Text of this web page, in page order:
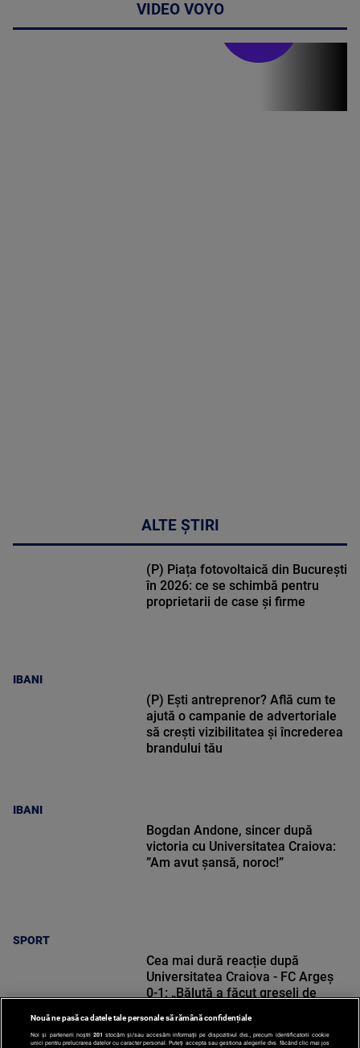
VIDEO VOYO
ALTE ȘTIRI
IBANI
(P) Piața fotovoltaică din București
în 2026: ce se schimbă pentru
proprietarii de case și firme
IBANI
(P) Ești antreprenor? Află cum te
ajută o campanie de advertoriale
să crești vizibilitatea și încrederea
brandului tău
SPORT
Bogdan Andone, sincer după
victoria cu Universitatea Craiova:
”Am avut șansă, noroc!”
Cea mai dură reacție după
Universitatea Craiova - FC Argeș
0-1: „Băluță a făcut greșeli de
Nouă ne pasă ca datele tale personale să rămână confidențiale
Noi și partenerii noștri 201 stocăm și/sau accesăm informații pe dispozitivul dvs., precum identificatorii cookie
unici pentru prelucrarea datelor cu caracter personal. Puteți accepta sau gestiona alegerile dvs. făcând clic mai jos